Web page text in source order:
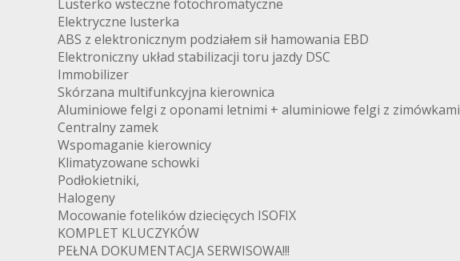
Lusterko wsteczne fotochromatyczne
Elektryczne lusterka
ABS z elektronicznym podziałem sił hamowania EBD
Elektroniczny układ stabilizacji toru jazdy DSC
Immobilizer
Skórzana multifunkcyjna kierownica
Aluminiowe felgi z oponami letnimi + aluminiowe felgi z zimówkami
Centralny zamek
Wspomaganie kierownicy
Klimatyzowane schowki
Podłokietniki,
Halogeny
Mocowanie fotelików dziecięcych ISOFIX
KOMPLET KLUCZYKÓW
PEŁNA DOKUMENTACJA SERWISOWA!!!